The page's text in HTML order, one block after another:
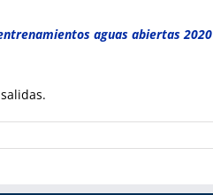
aguas abiertas 2020